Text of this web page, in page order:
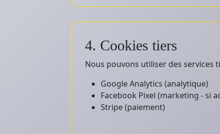
4. Cookies tiers
Nous pouvons utiliser des services
Google Analytics (analytique)
Facebook Pixel (marketing - si
Stripe (paiement)